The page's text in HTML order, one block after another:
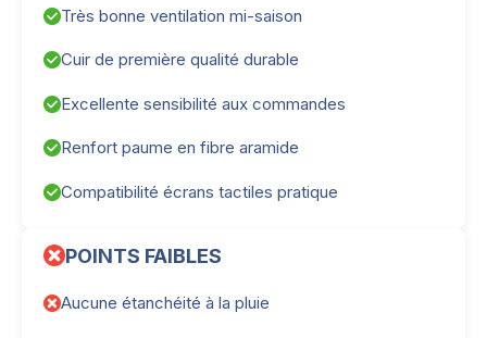
Très bonne ventilation mi-saison
Cuir de première qualité durable
Excellente sensibilité aux commandes
Renfort paume en fibre aramide
Compatibilité écrans tactiles pratique
POINTS FAIBLES
Aucune étanchéité à la pluie